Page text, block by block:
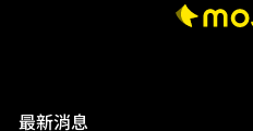
最新消息